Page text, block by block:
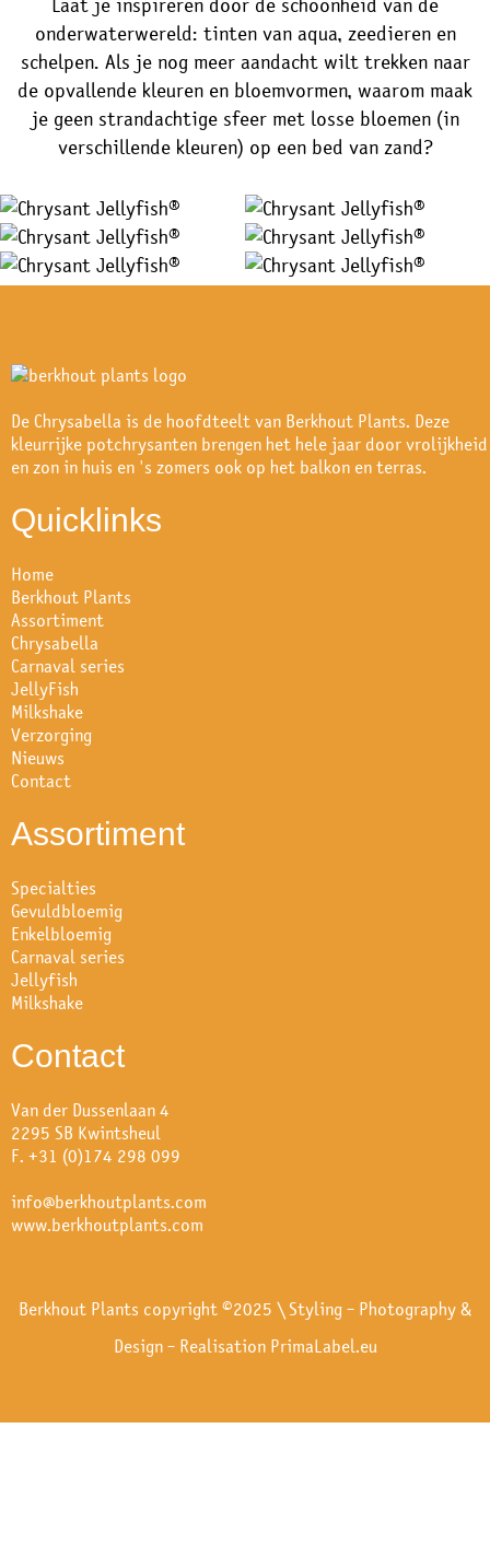
Laat je inspireren door de schoonheid van de
onderwaterwereld: tinten van aqua, zeedieren en
schelpen. Als je nog meer aandacht wilt trekken naar
de opvallende kleuren en bloemvormen, waarom maak
je geen strandachtige sfeer met losse bloemen (in
verschillende kleuren) op een bed van zand?
De Chrysabella is de hoofdteelt van Berkhout Plants. Deze
kleurrijke potchrysanten brengen het hele jaar door vrolijkheid
en zon in huis en 's zomers ook op het balkon en terras.
Quicklinks
Home
Berkhout Plants
Assortiment
Chrysabella
Carnaval series
JellyFish
Milkshake
Verzorging
Nieuws
Contact
Assortiment
Specialties
Gevuldbloemig
Enkelbloemig
Carnaval series
Jellyfish
Milkshake
Contact
Van der Dussenlaan 4
2295 SB Kwintsheul
F. +31 (0)174 298 099
info@berkhoutplants.com
www.berkhoutplants.com
Berkhout Plants copyright ©2025 \ Styling - Photography &
Design - Realisation PrimaLabel.eu